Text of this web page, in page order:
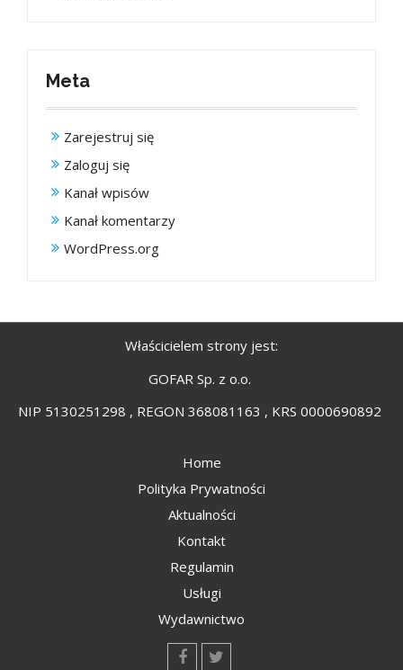
Meta
Zarejestruj się
Zaloguj się
Kanał wpisów
Kanał komentarzy
WordPress.org
Właścicielem strony jest:
GOFAR Sp. z o.o.
NIP 5130251298 , REGON 368081163 , KRS 0000690892
Home
Polityka Prywatności
Aktualności
Kontakt
Regulamin
Usługi
Wydawnictwo